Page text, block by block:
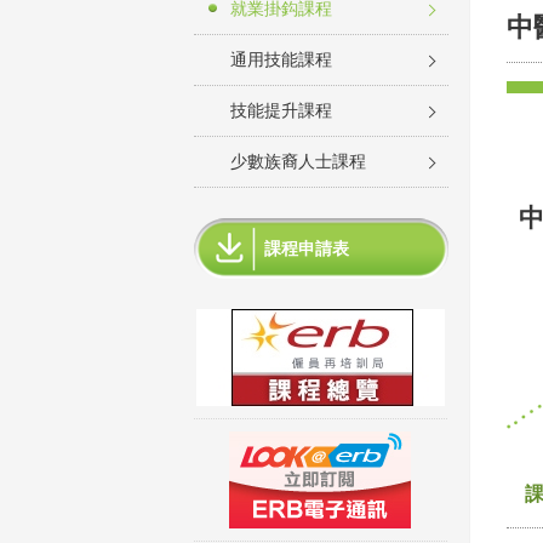
就業掛鈎課程
通用技能課程
技能提升課程
少數族裔人士課程
課程申請表
中